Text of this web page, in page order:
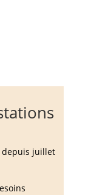
depuis juillet